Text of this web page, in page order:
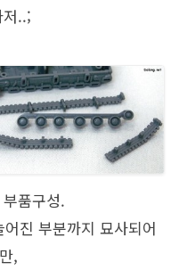
..;
품구성.
진 부분까지 묘사되어
,